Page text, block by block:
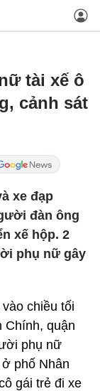
tài xế ô
cảnh sát
xe đạp
đàn ông
xế hộp. 2
phụ nữ gây
chiều tối
Chính, quận
phụ nữ
phố Nhân
gái trẻ đi xe